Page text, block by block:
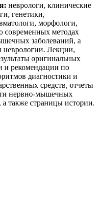
неврологи, клинические
генетики,
морфологи,
современных методах
заболеваний, а
неврологии. Лекции,
оригинальных
и рекомендации по
диагностики и
средств, отчеты
нервно-мышечных
также страницы истории.